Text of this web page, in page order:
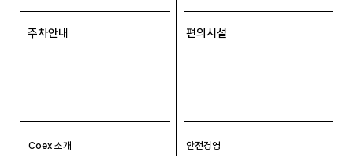
주차안내 편의시설
Coex 소개
안전경영